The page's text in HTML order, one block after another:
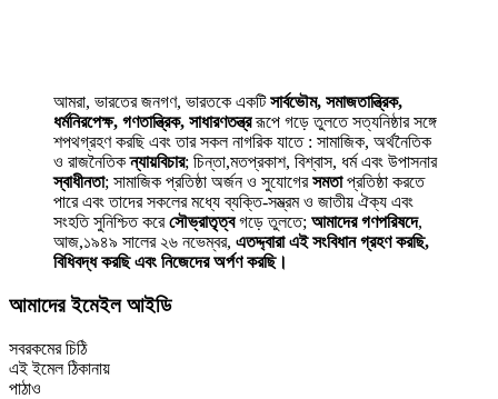
আমরা, ভারতের জনগণ, ভারতকে একটিসার্বভৌম, সমাজতান্ত্রিক,
ধর্মনিরপেক্ষ, গণতান্ত্রিক, সাধারণতন্ত্ররূপে গড়ে তুলতে সত্যনিষ্ঠার সঙ্গে
শপথগ্রহণ করছি এবং তার সকল নাগরিক যাতে : সামাজিক, অর্থনৈতিক
ও রাজনৈতিকন্যায়বিচার; চিন্তা,মতপ্রকাশ, বিশ্বাস, ধর্ম এবং উপাসনার
স্বাধীনতা; সামাজিক প্রতিষ্ঠা অর্জন ও সুযোগেরসমতাপ্রতিষ্ঠা করতে
পারে এবং তাদের সকলের মধ্যে ব্যক্তি-সম্ভ্রম ও জাতীয় ঐক্য এবং
সংহতি সুনিশ্চিত করেসৌভ্রাতৃত্বগড়ে তুলতে; আমাদের গণপরিষদে,
আজ,১৯৪৯ সালের ২৬ নভেম্বর, এতদ্দ্বারা এই সংবিধান গ্রহণ করছি,
বিধিবদ্ধ করছি এবং নিজেদের অর্পণ করছি।
আমাদের ইমেইল আইডি
সবরকমের চিঠি
এই ইমেল ঠিকানায়
পাঠাও